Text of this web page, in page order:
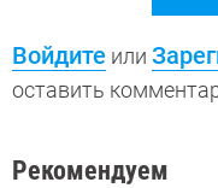
Войдите или
оставить
Рекомендуем